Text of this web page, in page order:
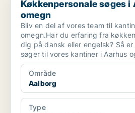
Køkkenpersonale søges i
omegn
Bliv en del af vores team til
omegn.Har du erfaring fra
dig på dansk eller engelsk? Så
søger til vores kantiner i Aarhus
Område
Aalborg
Type